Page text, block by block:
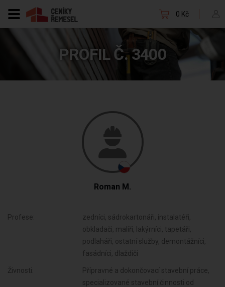
0 Kč
PROFIL Č. 3400
Roman M.
Profese:
zedníci, sádrokartonáři, instalatéři,
obkladači, malíři, lakýrníci, tapetáři,
podlaháři, ostatní služby, demontážníci,
fasádníci, dlaždiči
Živnosti:
Přípravné a dokončovací stavební práce,
specializované stavební činnosti od